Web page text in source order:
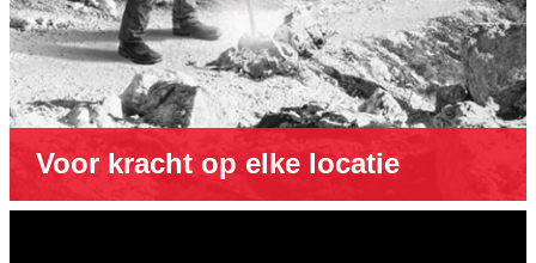
Voor kracht op elke locatie